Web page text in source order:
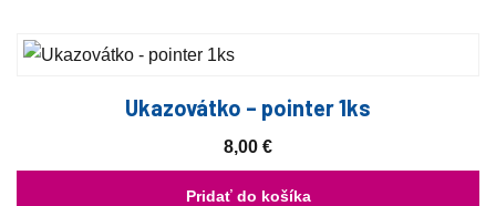
Ukazovátko – pointer 1ks
8,00 €
Pridať do košíka